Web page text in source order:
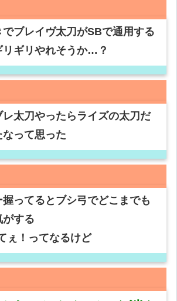
ブレイヴ太刀がSBで通用する
ギリやれそうか…？
レ太刀やったらライズの太刀だ
って思った
握ってるとブシ弓でどこまでも
がする
ぇ！ってなるけど